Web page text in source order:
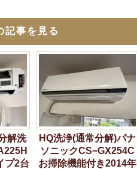
記事を見る
解洗
プ2台
HQ洗浄(通常分解)パナ
ソニックCS−GX254C
お掃除機能付き2014年